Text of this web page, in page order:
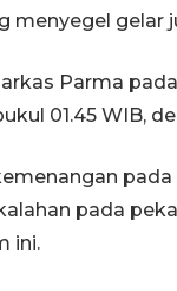
menyegel gelar
Parma
01.45 WIB,
pada
ini.